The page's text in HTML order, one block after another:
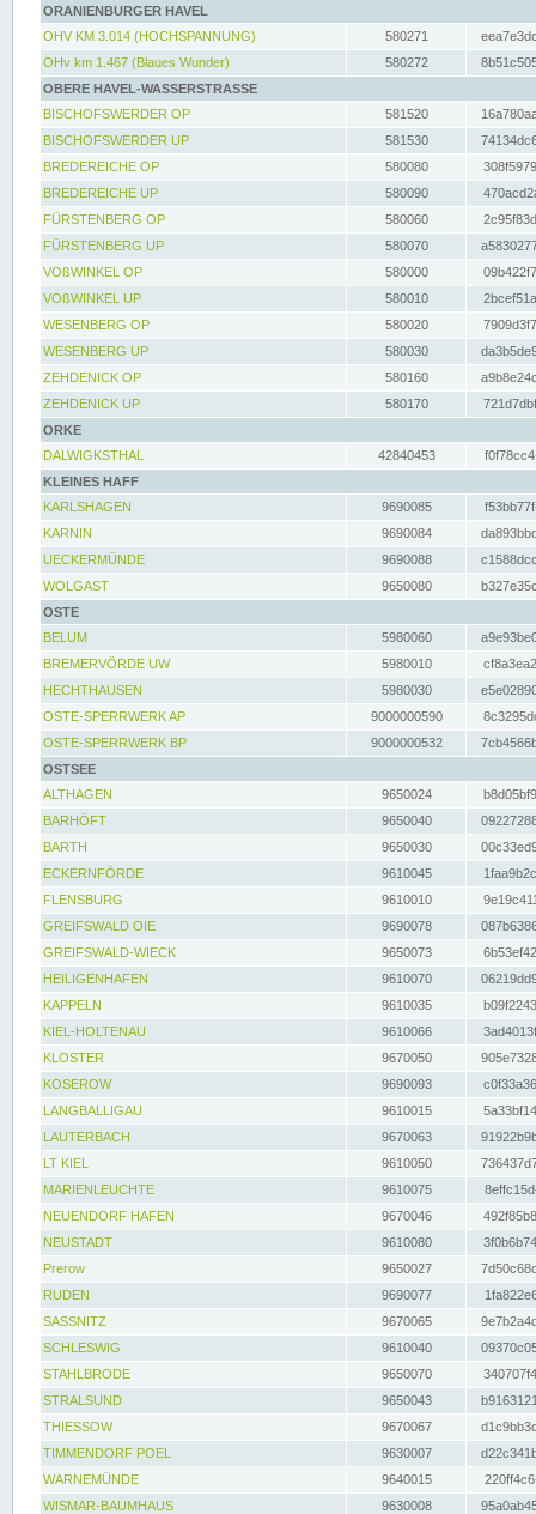
ORANIENBURGER HAVEL
OHV KM 3.014 (HOCHSPANNUNG)
580271
OHv km 1.467 (Blaues Wunder)
580272
OBERE HAVEL-WASSERSTRASSE
BISCHOFSWERDER OP
581520
BISCHOFSWERDER UP
581530
BREDEREICHE OP
580080
BREDEREICHE UP
580090
FÜRSTENBERG OP
580060
FÜRSTENBERG UP
580070
VOßWINKEL OP
580000
VOßWINKEL UP
580010
WESENBERG OP
580020
WESENBERG UP
580030
ZEHDENICK OP
580160
ZEHDENICK UP
580170
ORKE
DALWIGKSTHAL
42840453
KLEINES HAFF
KARLSHAGEN
9690085
KARNIN
9690084
UECKERMÜNDE
9690088
WOLGAST
9650080
OSTE
BELUM
5980060
BREMERVÖRDE UW
5980010
HECHTHAUSEN
5980030
OSTE-SPERRWERK AP
9000000590
OSTE-SPERRWERK BP
9000000532
OSTSEE
ALTHAGEN
9650024
BARHÖFT
9650040
BARTH
9650030
ECKERNFÖRDE
9610045
FLENSBURG
9610010
GREIFSWALD OIE
9690078
GREIFSWALD-WIECK
9650073
HEILIGENHAFEN
9610070
KAPPELN
9610035
KIEL-HOLTENAU
9610066
KLOSTER
9670050
KOSEROW
9690093
LANGBALLIGAU
9610015
LAUTERBACH
9670063
LT KIEL
9610050
MARIENLEUCHTE
9610075
NEUENDORF HAFEN
9670046
NEUSTADT
9610080
Prerow
9650027
RUDEN
9690077
SASSNITZ
9670065
SCHLESWIG
9610040
STAHLBRODE
9650070
STRALSUND
9650043
THIESSOW
9670067
TIMMENDORF POEL
9630007
WARNEMÜNDE
9640015
WISMAR-BAUMHAUS
9630008